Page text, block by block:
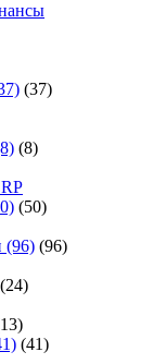
(37)
(8)
(50)
(96) (96)
(24)
(41)